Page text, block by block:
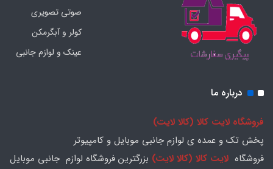
صوتی تصویری
کولر و آبگرمکن
عینک و لوازم جانبی
درباره ما
فروشگاه لایت کالا (کالا لایت)
پخش تک و عمده ی لوازم جانبی موبایل و کامپیوتر
فروشگاه لایت کالا (کالا لایت) بزرگترین فروشگاه لوازم جانبی موبایل